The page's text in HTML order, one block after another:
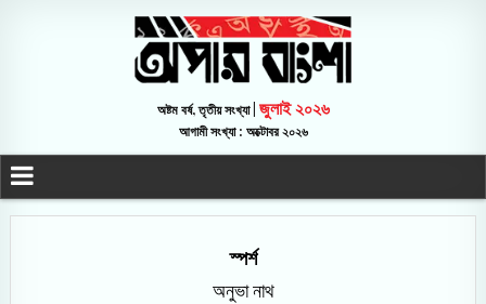
অষ্টম বর্ষ, তৃতীয় সংখ্যা | জুলাই ২০২৬
আগামী সংখ্যা : অক্টোবর ২০২৬
স্পর্শ
অনুভা নাথ